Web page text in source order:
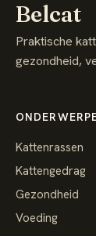
Belcat
Praktische
gezondheid,
Kattenrassen
Kattengedrag
Gezondheid
Voeding